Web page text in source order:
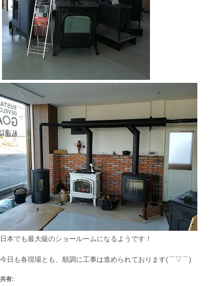
日本でも最大級のショールームになるようです！
今日も各現場とも、順調に工事は進められております(⌒▽⌒)
共有: